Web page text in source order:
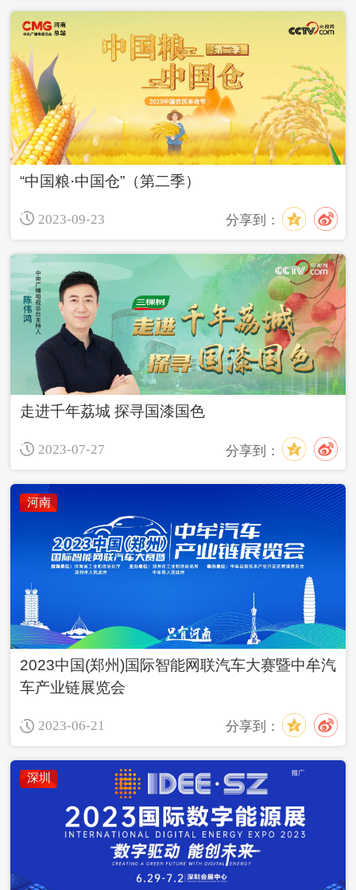
“中国粮·中国仓”（第二季）
2023-09-23 分享到：
走进千年荔城 探寻国漆国色
2023-07-27 分享到：
河南
2023中国(郑州)国际智能网联汽车大赛暨中牟汽
车产业链展览会
2023-06-21 分享到：
深圳